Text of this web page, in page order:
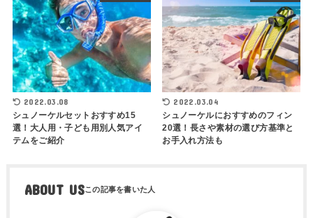
2022.03.08
シュノーケルセットおすすめ15
選！大人用・子ども用別人気アイ
テムをご紹介
2022.03.04
シュノーケルにおすすめのフィン
20選！長さや素材の選び方基準と
お手入れ方法も
ABOUT US